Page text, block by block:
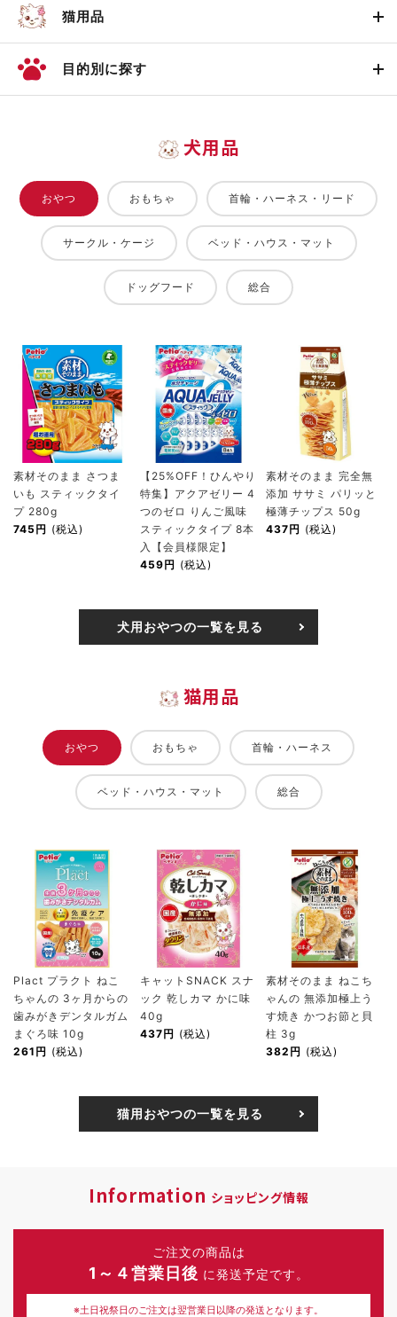
猫用品
目的別に探す
犬用品
おやつ おもちゃ 首輪・ハーネス・リード
サークル・ケージ ベッド・ハウス・マット
ドッグフード 総合
素材そのまま さつま
いも スティックタイ
プ 280g
745円 (税込)
【25%OFF！ひんやり
特集】アクアゼリー 4
つのゼロ りんご風味
スティックタイプ 8本
入【会員様限定】
459円 (税込)
素材そのまま 完全無
添加 ササミ パリッと
極薄チップス 50g
437円 (税込)
犬用おやつの一覧を見る
猫用品
おやつ おもちゃ 首輪・ハーネス
ベッド・ハウス・マット 総合
Plact プラクト ねこ
ちゃんの 3ヶ月からの
歯みがきデンタルガム
まぐろ味 10g
261円 (税込)
キャットSNACK スナ
ック 乾しカマ かに味
40g
437円 (税込)
素材そのまま ねこち
ゃんの 無添加極上う
す焼き かつお節と貝
柱 3g
382円 (税込)
猫用おやつの一覧を見る
Information ショッピング情報
ご注文の商品は
1～４営業日後 に発送予定です。
※土日祝祭日のご注文は翌営業日以降の発送となります。